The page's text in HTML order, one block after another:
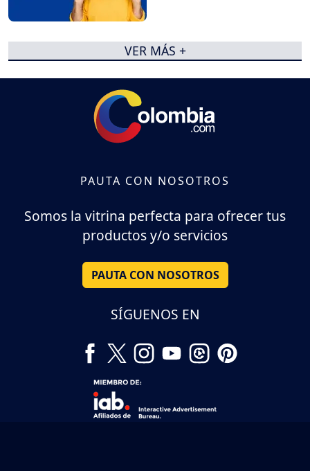
VER MÁS +
PAUTA CON NOSOTROS
Somos la vitrina perfecta para ofrecer tus
productos y/o servicios
PAUTA CON NOSOTROS
SÍGUENOS EN